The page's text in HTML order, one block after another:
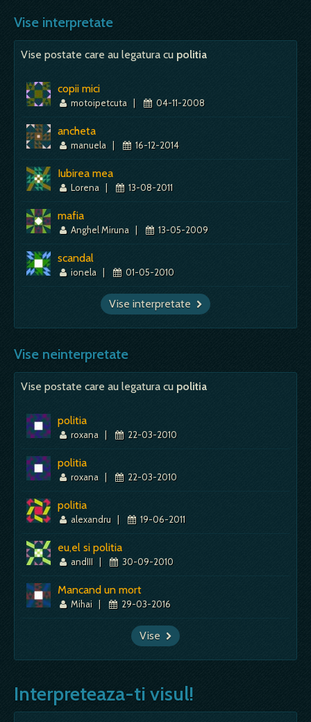
Mai mult despre acest simbol:
minciuni, sentiment fals de implinire sau
multumire; - crud - piedici sau chiar finalul unui
proiect,…
Vise interpretate
Vise postate care au legatura cu politia
copii mici
motoipetcuta | 04-11-2008
ancheta
manuela | 16-12-2014
Iubirea mea
Lorena | 13-08-2011
mafia
Anghel Miruna | 13-05-2009
scandal
ionela | 01-05-2010
Vise interpretate
Vise neinterpretate
Vise postate care au legatura cu politia
politia
roxana | 22-03-2010
politia
roxana | 22-03-2010
politia
alexandru | 19-06-2011
eu,el si politia
andIII | 30-09-2010
Mancand un mort
Mihai | 29-03-2016
Vise
Interpreteaza-ti visul!